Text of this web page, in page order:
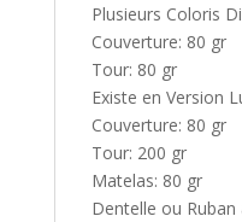
Plusieurs Coloris
Couverture: 80 gr
Tour: 80 gr
Existe en Version
Couverture: 80 gr
Tour: 200 gr
Matelas: 80 gr
Dentelle ou Ruban